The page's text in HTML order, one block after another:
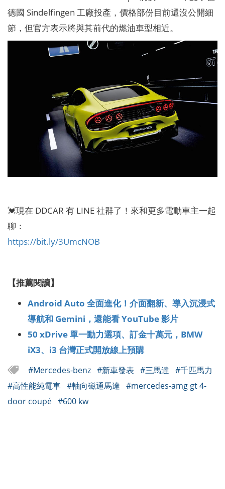
德國 Sindelfingen 工廠投產，價格部份目前還沒公開細
節，但官方表示將與其前代的燃油車型相近。
💓現在 DDCAR 有 LINE 社群了！來和更多電動車主一起
聊：
https://bit.ly/3UmcNOB
【推薦閱讀】
Android Auto 全面進化！介面翻新、導入沉浸式
導航和 Gemini，還能看 YouTube 影片
50 xDrive 單一動力選項、訂金十萬元，BMW
iX3、i3 台灣正式開放線上預購
#Mercedes-benz #新車發表 #三馬達 #千匹馬力
#高性能純電車 #軸向磁通馬達 #mercedes-amg gt 4-
door coupé #600 kw